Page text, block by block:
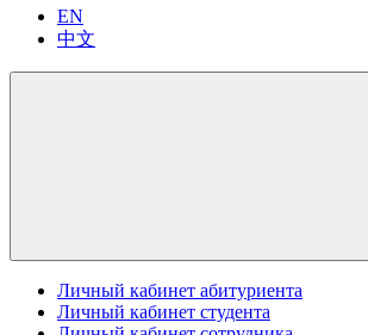
EN
中文
Личный кабинет абитуриента
Личный кабинет студента